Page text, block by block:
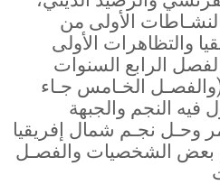
الأولى من
والتظاهرات الأولى
الرابع السنوات
(1929-1935 ،(والفصـل الخـامس جـاء
1936 ،وتناول فيه النجم والجبهة
وحـل نجـم شمال إفريقيا
بعض الشخصيات والفصـل